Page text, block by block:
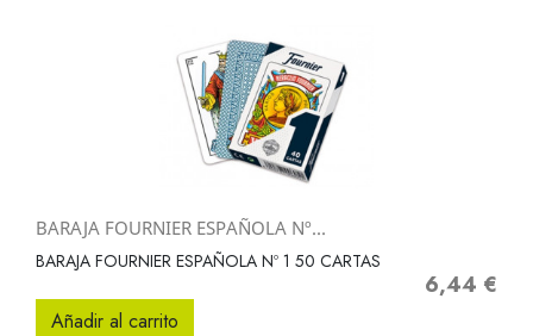
BARAJA FOURNIER ESPAÑOLA Nº...
BARAJA FOURNIER ESPAÑOLA Nº 1 50 CARTAS
Precio
6,44 €
Añadir al carrito